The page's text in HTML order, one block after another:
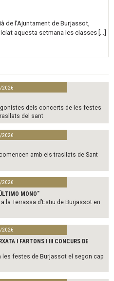
de l’Ajuntament de Burjassot,
aquesta setmana les classes […]
2026
dels concerts de les festes
del sant
2026
amb els trasllats de Sant
2026
MONO"
la Terrassa d’Estiu de Burjassot en
2026
I FARTONS I III CONCURS DE
les festes de Burjassot el segon cap